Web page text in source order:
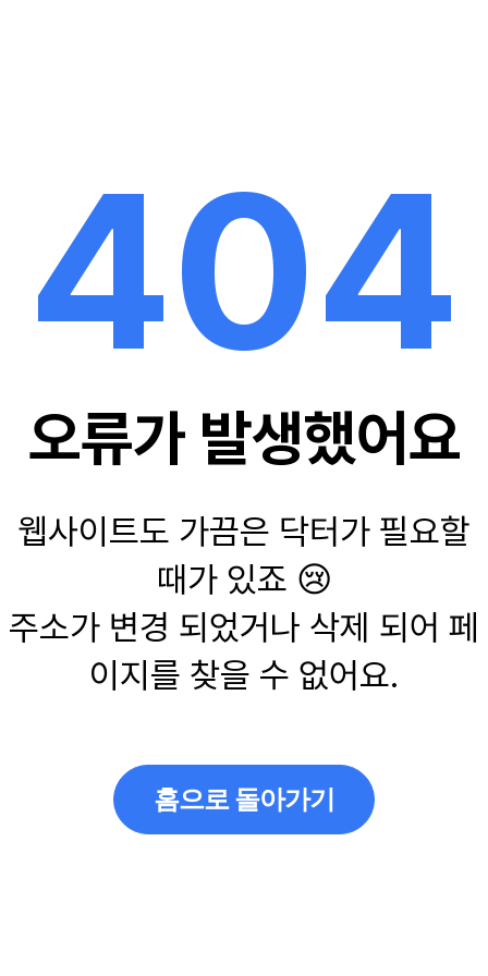
404
오류가 발생했어요
웹사이트도 가끔은 닥터가 필요할
때가 있죠 😢
주소가 변경 되었거나 삭제 되어 페
이지를 찾을 수 없어요.
홈으로 돌아가기